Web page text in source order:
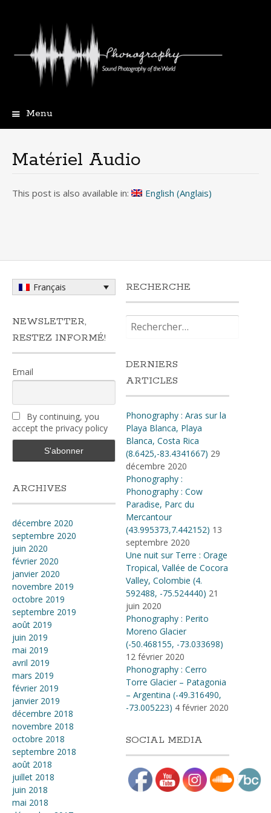
Menu
contenu
principal
Matériel Audio
This post is also available in: English (Anglais)
Français
NEWSLETTER,
RESTEZ INFORMÉ!
Email
By continuing, you
accept the privacy policy
ARCHIVES
décembre 2020
septembre 2020
juin 2020
février 2020
janvier 2020
novembre 2019
octobre 2019
septembre 2019
août 2019
juin 2019
mai 2019
avril 2019
mars 2019
février 2019
janvier 2019
décembre 2018
novembre 2018
octobre 2018
septembre 2018
août 2018
juillet 2018
juin 2018
mai 2018
RECHERCHE
DERNIERS
ARTICLES
Phonography : Aras sur la
Playa Blanca, Playa
Blanca, Costa Rica
(8.6425,-83.4341667) 29
décembre 2020
Phonography :
Phonography : Cow
Paradise, Parc du
Mercantour
(43.995373,7.442152) 13
septembre 2020
Une nuit sur Terre : Orage
Tropical, Vallée de Cocora
Valley, Colombie (4​.​
592488, -75​.​524440) 21
juin 2020
Phonography : Perito
Moreno Glacier
(-50.468155, -73.033698)
12 février 2020
Phonography : Cerro
Torre Glacier – Patagonia
– Argentina (-49.316490,
-73.005223) 4 février 2020
SOCIAL MEDIA